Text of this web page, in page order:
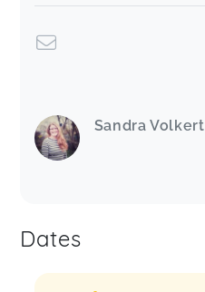
Sandra Volkert
Dates